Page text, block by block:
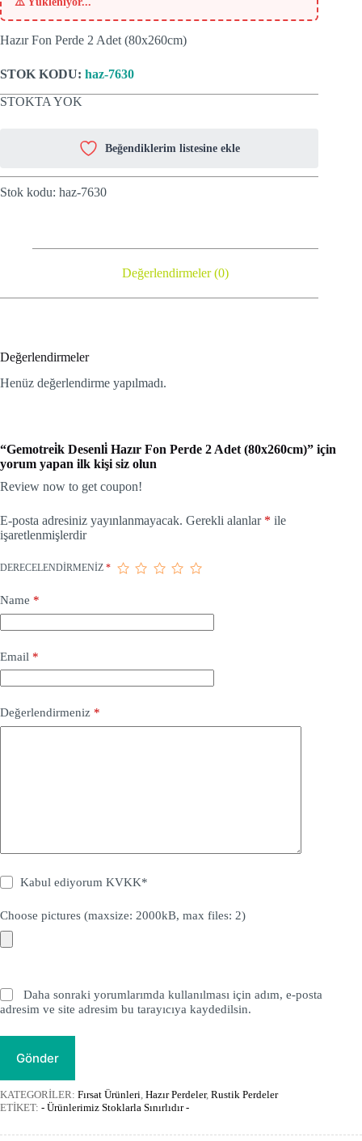
Hazır Fon Perde 2 Adet (80x260cm)
STOK KODU: haz-7630
STOKTA YOK
Beğendiklerim listesine ekle
Stok kodu: haz-7630
Değerlendirmeler (0)
Değerlendirmeler
Henüz değerlendirme yapılmadı.
“Gemotrei̇k Desenli̇ Hazır Fon Perde 2 Adet (80x260cm)” için
yorum yapan ilk kişi siz olun
Review now to get coupon!
E-posta adresiniz yayınlanmayacak. Gerekli alanlar * ile
işaretlenmişlerdir
DERECELENDIRMENIZ *
Name *
Email *
Değerlendirmeniz *
Kabul ediyorumKVKK*
Choose pictures (maxsize: 2000kB, max files: 2)
Daha sonraki yorumlarımda kullanılması için adım, e-posta
adresim ve site adresim bu tarayıcıya kaydedilsin.
Gönder
KATEGORİLER: Fırsat Ürünleri Hazır Perdeler, Rustik Perdeler
ETİKET: - Ürünlerimiz Stoklarla Sınırlıdır -